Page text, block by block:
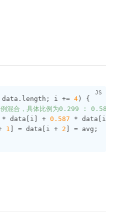
i += 4 ) {
混合，具体比例为0.299 :
* data[i] + 0.587 * data[i
1 ] = data[i + 2 ] = avg;